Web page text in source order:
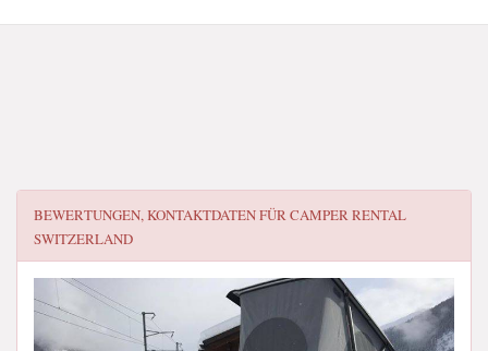
BEWERTUNGEN, KONTAKTDATEN FÜRCAMPER RENTAL
SWITZERLAND